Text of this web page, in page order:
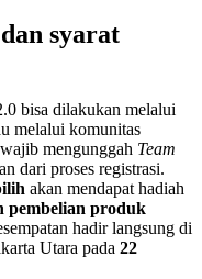
syarat
bisa dilakukan melalui
melalui komunitas
mengunggah Team
dari proses registrasi.
akan mendapat hadiah
pembelian produk
hadir langsung di
Utara pada 22